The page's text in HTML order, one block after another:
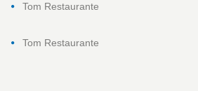
Tom Restaurante
Tom Restaurante